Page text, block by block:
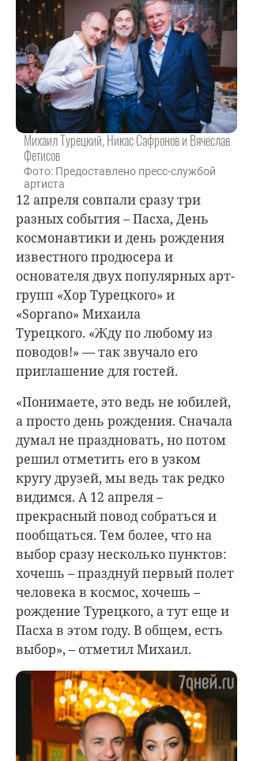
Михаил Турецкий, Никас Сафронов и Вячеслав
Фетисов
Фото: Предоставлено пресс-службой
артиста
12 апреля совпали сразу три
разных события – Пасха, День
космонавтики и день рождения
известного продюсера и
основателя двух популярных арт-
групп «Хор Турецкого» и
«Soprano» Михаила
Турецкого. «Жду по любому из
поводов!» — так звучало его
приглашение для гостей.
«Понимаете, это ведь не юбилей,
а просто день рождения. Сначала
думал не праздновать, но потом
решил отметить его в узком
кругу друзей, мы ведь так редко
видимся. А 12 апреля –
прекрасный повод собраться и
пообщаться. Тем более, что на
выбор сразу несколько пунктов:
хочешь – празднуй первый полет
человека в космос, хочешь –
рождение Турецкого, а тут еще и
Пасха в этом году. В общем, есть
выбор», – отметил Михаил.